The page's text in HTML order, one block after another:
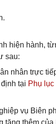
hiện hành,
sau:
nhân trực
tại Phụ
vụ Biên
thêm